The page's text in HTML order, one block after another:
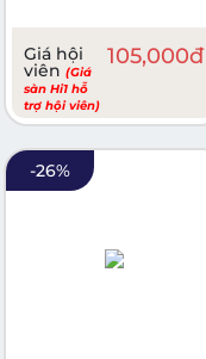
Giá hội
viên (Giá
sàn Hi1 hỗ
trợ hội viên)
105,000đ
-26%